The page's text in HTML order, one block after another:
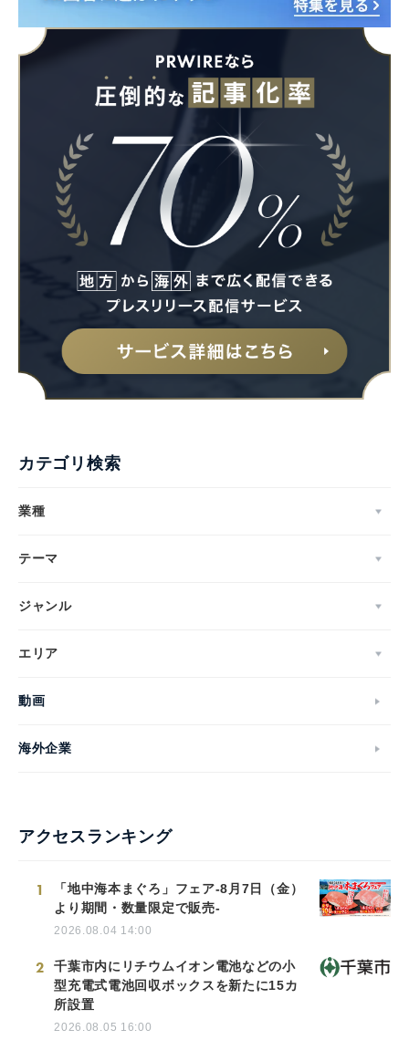
カテゴリ検索
業種
テーマ
ジャンル
エリア
動画
海外企業
アクセスランキング
1
「地中海本まぐろ」フェア-8月7日（金）
より期間・数量限定で販売-
2026.08.04 14:00
2
千葉市内にリチウムイオン電池などの小
型充電式電池回収ボックスを新たに15カ
所設置
2026.08.05 16:00